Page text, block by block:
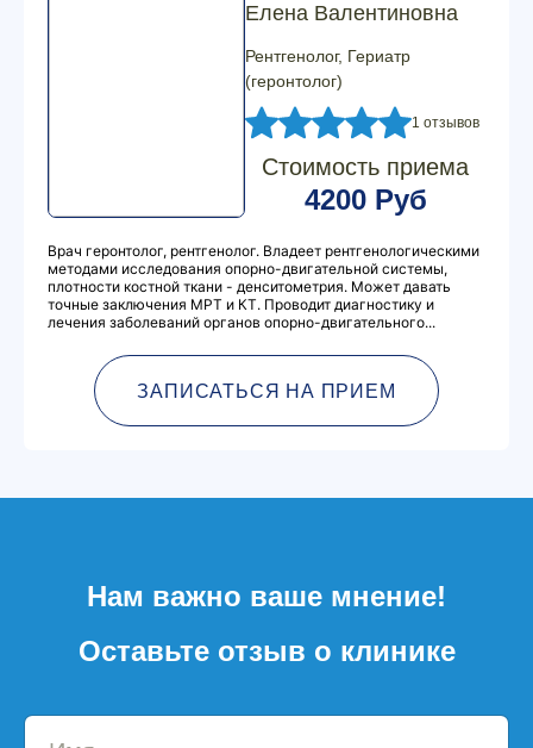
Елена Валентиновна
Рентгенолог, Гериатр
(геронтолог)
1 отзывов
Стоимость приема
4200 Руб
Врач геронтолог, рентгенолог. Владеет рентгенологическими
методами исследования опорно-двигательной системы,
плотности костной ткани - денситометрия. Может давать
точные заключения МРТ и КТ. Проводит диагностику и
лечения заболеваний органов опорно-двигательного...
ЗАПИСАТЬСЯ НА ПРИЕМ
Нам важно ваше мнение!
Оставьте отзыв о клинике